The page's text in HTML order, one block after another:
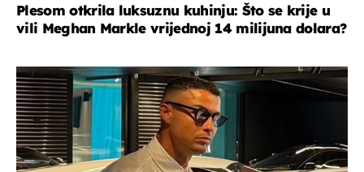
Plesom otkrila luksuznu kuhinju: Što se krije u
vili Meghan Markle vrijednoj 14 milijuna dolara?